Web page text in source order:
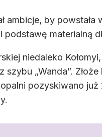
ambicje, by
materialną
niedaleko
„Wanda”.
pozyskiwano już